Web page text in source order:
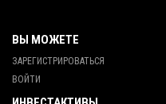
ВЫ МОЖЕТЕ
ЗАРЕГИСТРИРОВАТЬСЯ
ВОЙТИ